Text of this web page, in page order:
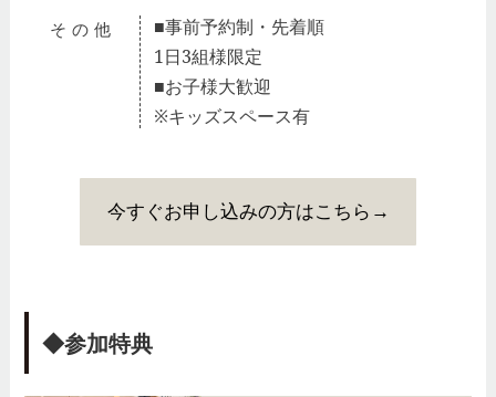
その他
■事前予約制・先着順
1日3組様限定
■お子様大歓迎
※キッズスペース有
今すぐお申し込みの方はこちら→
◆参加特典